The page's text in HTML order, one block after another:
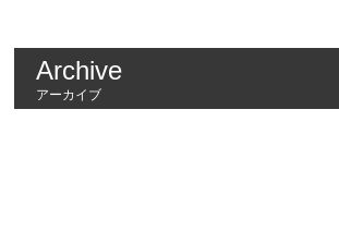
Archive
アーカイブ